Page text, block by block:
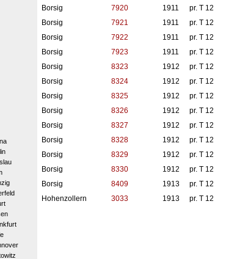
Borsig
7920 1911 pr. T 12
Borsig
7921 1911 pr. T 12
Borsig
7922 1911 pr. T 12
Borsig
7923 1911 pr. T 12
Borsig
8323 1912 pr. T 12
Borsig
8324 1912 pr. T 12
Borsig
8325 1912 pr. T 12
Borsig
8326 1912 pr. T 12
Borsig
8327 1912 pr. T 12
Borsig
8328 1912 pr. T 12
Borsig
8329 1912 pr. T 12
Borsig
8330 1912 pr. T 12
Borsig
8409 1913 pr. T 12
Hohenzollern
3033 1913 pr. T 12